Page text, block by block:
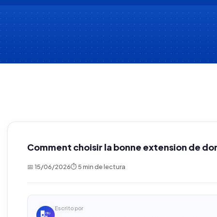
Comment choisir la bonne extension de
📅 15/06/2026⏱ 5 min de lectura
Escrito por